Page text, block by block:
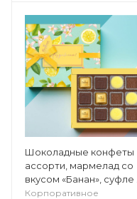
Шоколадные конфеты
ассорти, мармелад со
вкусом «Банан», суфле в
горьком шоколаде
Корпоративное